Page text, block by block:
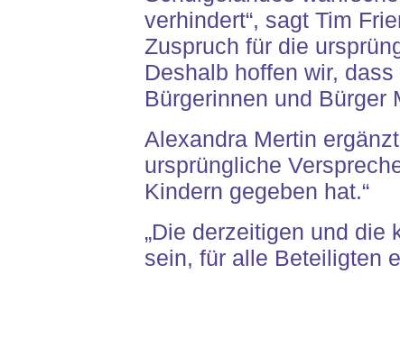
verhindert“, sagt Tim
Zuspruch für die
Deshalb hoffen wir,
Bürgerinnen und Bürger
Alexandra Mertin
ursprüngliche
Kindern gegeben hat.“
„Die derzeitigen und die
sein, für alle Beteiligten